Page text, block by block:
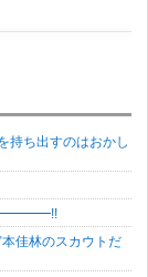
持ち出すのはおかし
)━━━━!!
佳林のスカウトだ